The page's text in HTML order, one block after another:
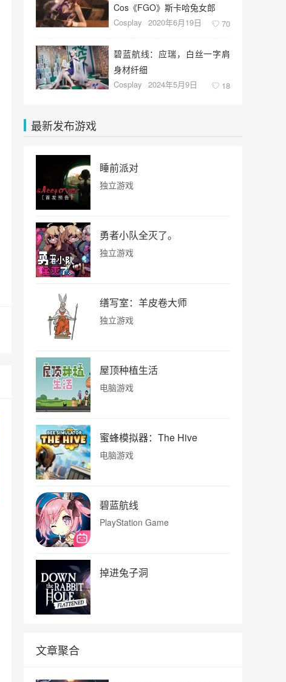
Cos《FGO》斯卡哈兔女郎
Cosplay 2020年6月19日 70
碧蓝航线：应瑞，白丝一字肩
身材纤细
Cosplay 2024年5月9日 18
最新发布游戏
睡前派对
独立游戏
勇者小队全灭了。
独立游戏
缮写室：羊皮卷大师
独立游戏
屋顶种植生活
电脑游戏
蜜蜂模拟器：The Hive
电脑游戏
碧蓝航线
PlayStation Game
掉进兔子洞
文章聚合